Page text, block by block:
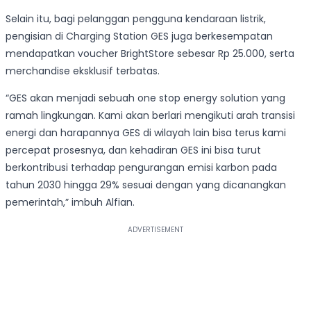
Selain itu, bagi pelanggan pengguna kendaraan listrik,
pengisian di Charging Station GES juga berkesempatan
mendapatkan voucher BrightStore sebesar Rp 25.000, serta
merchandise eksklusif terbatas.
“GES akan menjadi sebuah one stop energy solution yang
ramah lingkungan. Kami akan berlari mengikuti arah transisi
energi dan harapannya GES di wilayah lain bisa terus kami
percepat prosesnya, dan kehadiran GES ini bisa turut
berkontribusi terhadap pengurangan emisi karbon pada
tahun 2030 hingga 29% sesuai dengan yang dicanangkan
pemerintah,” imbuh Alfian.